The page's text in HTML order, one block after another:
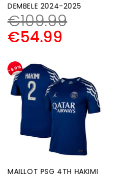
DEMBELE 2024-2025
€109.99
€54.99
-50%
MAILLOT PSG 4TH HAKIMI